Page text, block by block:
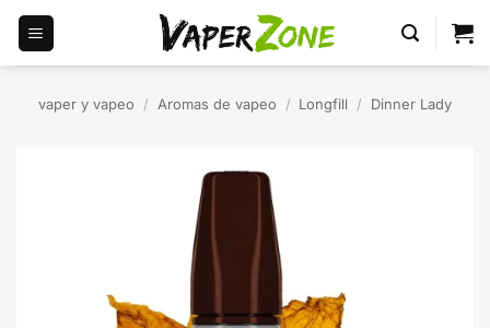
Saltar
contenido
vaper y vapeo / Aromas de vapeo / Longfill / Dinner Lady